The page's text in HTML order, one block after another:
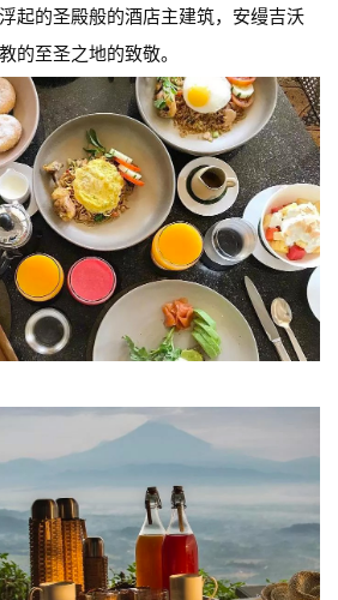
起的圣殿般的酒店主建筑，安缦吉沃
的至圣之地的致敬。